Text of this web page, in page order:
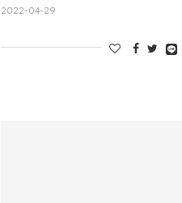
2022-04-29